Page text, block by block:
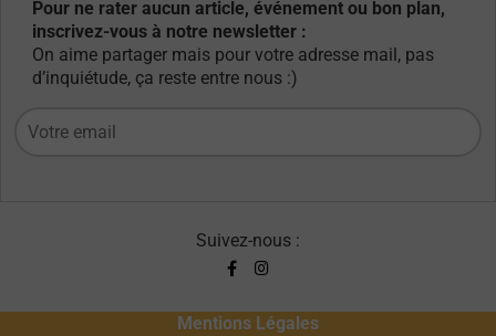
Pour ne rater aucun article, événement ou bon plan,
inscrivez-vous à notre newsletter :
On aime partager mais pour votre adresse mail, pas
d’inquiétude, ça reste entre nous :)
Suivez-nous :
Mentions Légales